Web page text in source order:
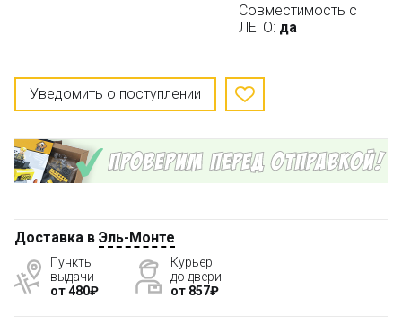
Совместимость с
ЛЕГО: да
Уведомить о поступлении
Доставка в Эль-Монте
Пункты
выдачи
от 480₽
Курьер
до двери
от 857₽